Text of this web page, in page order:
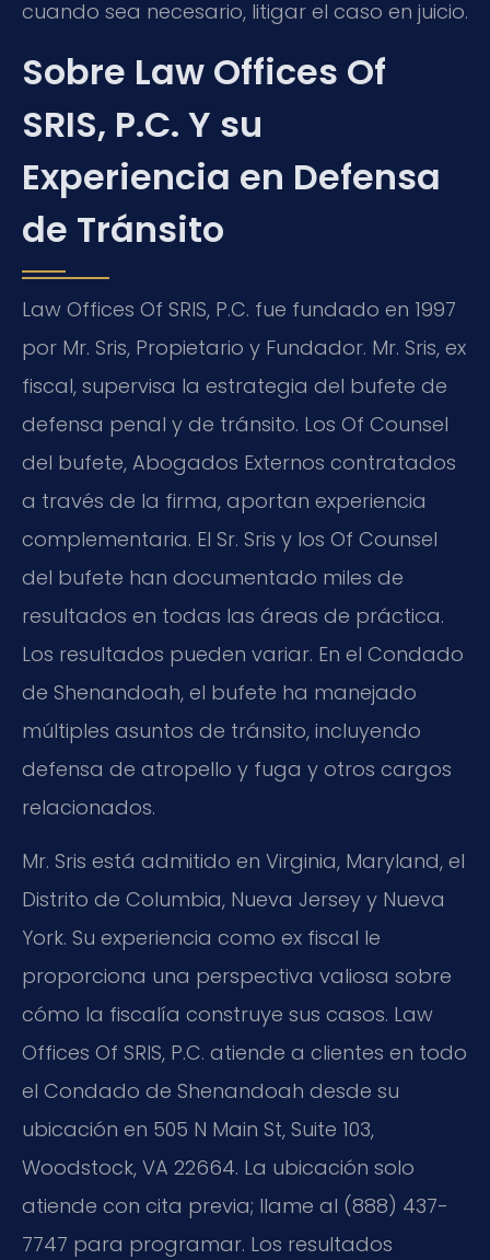
cuando sea necesario, litigar el caso en juicio.
Sobre Law Offices Of
SRIS, P.C. Y su
Experiencia en Defensa
de Tránsito
Law Offices Of SRIS, P.C. fue fundado en 1997
por Mr. Sris, Propietario y Fundador. Mr. Sris, ex
fiscal, supervisa la estrategia del bufete de
defensa penal y de tránsito. Los Of Counsel
del bufete, Abogados Externos contratados
a través de la firma, aportan experiencia
complementaria. El Sr. Sris y los Of Counsel
del bufete han documentado miles de
resultados en todas las áreas de práctica.
Los resultados pueden variar. En el Condado
de Shenandoah, el bufete ha manejado
múltiples asuntos de tránsito, incluyendo
defensa de atropello y fuga y otros cargos
relacionados.
Mr. Sris está admitido en Virginia, Maryland, el
Distrito de Columbia, Nueva Jersey y Nueva
York. Su experiencia como ex fiscal le
proporciona una perspectiva valiosa sobre
cómo la fiscalía construye sus casos. Law
Offices Of SRIS, P.C. atiende a clientes en todo
el Condado de Shenandoah desde su
ubicación en 505 N Main St, Suite 103,
Woodstock, VA 22664. La ubicación solo
atiende con cita previa; llame al (888) 437-
7747 para programar. Los resultados